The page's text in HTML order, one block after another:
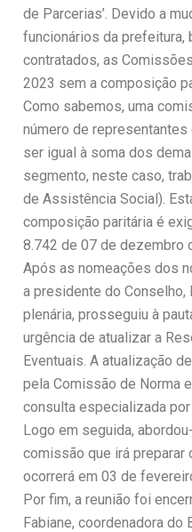
de Parcerias’. Devido a
funcionários da prefeitura,
contratados, as
2023 sem a composição
Como sabemos, uma
número de
ser igual à soma dos
segmento, neste caso,
de Assistência Social).
composição paritária é
8.742 de 07 de dezembro
Após as nomeações dos
a presidente do Conselho,
plenária, prosseguiu à
urgência de atualizar a
Eventuais. A atualização
pela Comissão de Norma
consulta especializada
Logo em seguida,
comissão que irá preparar
ocorrerá em 03 de
Por fim, a reunião foi
Fabiane, coordenadora do